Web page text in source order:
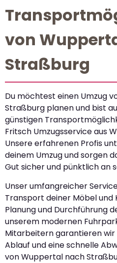
von
Straßburg
Du möchtest einen Umzug
Straßburg planen und bist
günstigen
Fritsch Umzugsservice aus
Unsere erfahrenen Profis
deinem Umzug und sorgen
Gut sicher und pünktlich an
Unser umfangreicher
Transport deiner Möbel und
Planung und Durchführung
unserem modernen
Mitarbeitern garantieren wir
Ablauf und eine schnelle
von Wuppertal nach